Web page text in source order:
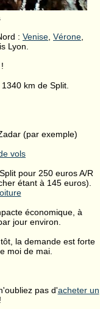
: Venise, Vérone,
Lyon.
km de Split.
(par exemple)
vols
pour 250 euros A/R
étant à 145 euros).
économique, à
jour environ.
la demande est forte
moi de mai.
pas d'acheter un
!